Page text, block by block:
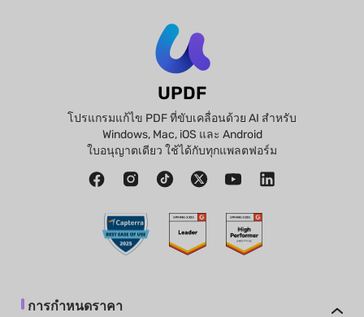
UPDF
โปรแกรมแก้ไข PDF ที่ขับเคลื่อนด้วย AI สำหรับ
Windows, Mac, iOS และ Android
ใบอนุญาตเดียว ใช้ได้กับทุกแพลตฟอร์ม
การกำหนดราคา